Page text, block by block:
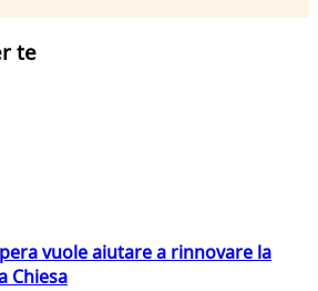
te
vuole aiutare a rinnovare la
Chiesa